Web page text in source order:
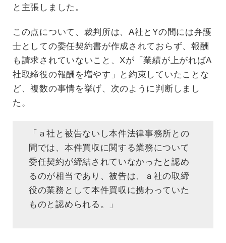
と主張しました。
この点について、裁判所は、A社とYの間には弁護
士としての委任契約書が作成されておらず、報酬
も請求されていないこと、Xが「業績が上がればA
社取締役の報酬を増やす」と約束していたことな
ど、複数の事情を挙げ、次のように判断しまし
た。
「ａ社と被告ないし本件法律事務所との
間では、本件買収に関する業務について
委任契約が締結されていなかったと認め
るのが相当であり、被告は、ａ社の取締
役の業務として本件買収に携わっていた
ものと認められる。」